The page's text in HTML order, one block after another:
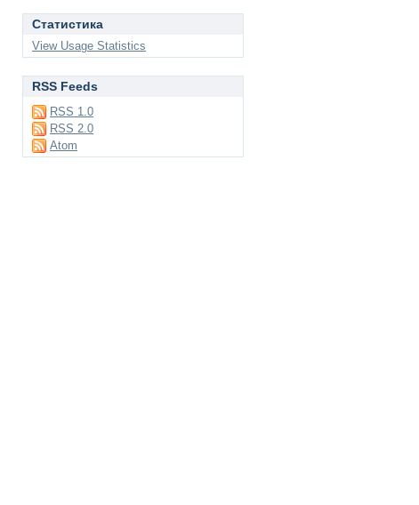
Статистика
View Usage Statistics
RSS Feeds
RSS 1.0
RSS 2.0
Atom